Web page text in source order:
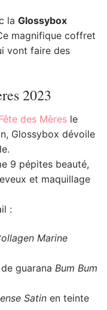
la Glossybox
magnifique coffret
vont faire des
2023
des Mères le
Glossybox dévoile
9 pépites beauté,
et maquillage
:
Marine
guarana Bum Bum
Satin en teinte